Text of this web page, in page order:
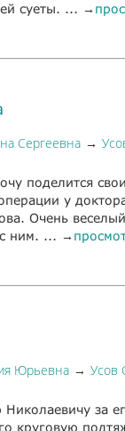
суеты. ... →
Сергеевна →
поделится
у
Очень
с ним. ... →
Юрьевна → Усов
за
круговую